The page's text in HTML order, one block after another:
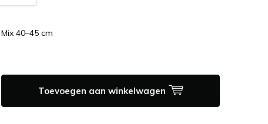
40–45 cm
Toevoegen aan winkelwagen